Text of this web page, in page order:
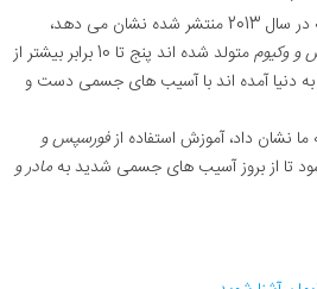
آمارهای وزارت بهداشت کانادا که در سال 2013 منتشر شده نشان می دهد،
و وکیوم
متولد شده اند پنج تا 10 برابر بیشتر از
به دنیا آمده اند با آسیب های جسمی دست و
نشان داد، آموزش استفاده ازفورسپس و
تا از بروز آسیب های جسمی شدید به مادر و